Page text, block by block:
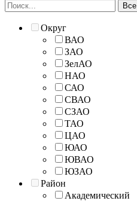
Все
Округ
ВАО
ЗАО
ЗелАО
НАО
САО
СВАО
СЗАО
ТАО
ЦАО
ЮАО
ЮВАО
ЮЗАО
Район
Академический